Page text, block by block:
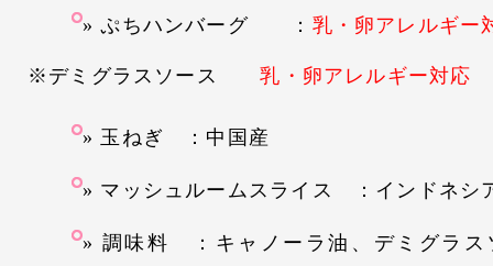
ぷちハンバーグ ： 乳・卵アレルギー
※デミグラスソース乳・卵アレルギー対応
玉ねぎ ：中国産
マッシュルームスライス ：インドネシ
調味料 ：キャノーラ油、デミグラス